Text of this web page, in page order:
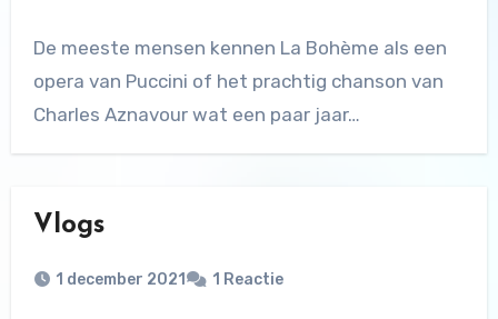
De meeste mensen kennen La Bohème als een
opera van Puccini of het prachtig chanson van
Charles Aznavour wat een paar jaar…
Vlogs
1 december 2021 1 Reactie